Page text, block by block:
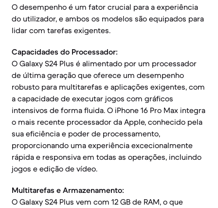
O desempenho é um fator crucial para a experiência
do utilizador, e ambos os modelos são equipados para
lidar com tarefas exigentes.
Capacidades do Processador:
O Galaxy S24 Plus é alimentado por um processador
de última geração que oferece um desempenho
robusto para multitarefas e aplicações exigentes, com
a capacidade de executar jogos com gráficos
intensivos de forma fluida. O iPhone 16 Pro Max integra
o mais recente processador da Apple, conhecido pela
sua eficiência e poder de processamento,
proporcionando uma experiência excecionalmente
rápida e responsiva em todas as operações, incluindo
jogos e edição de vídeo.
Multitarefas e Armazenamento:
O Galaxy S24 Plus vem com 12 GB de RAM, o que